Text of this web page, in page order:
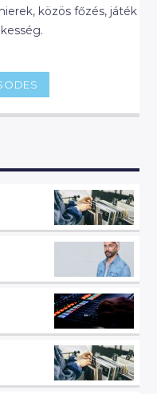
közös főzés, játék